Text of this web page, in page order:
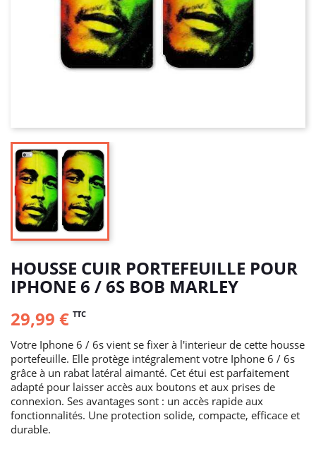
HOUSSE CUIR PORTEFEUILLE POUR
IPHONE 6 / 6S BOB MARLEY
29,99 € TTC
Votre Iphone 6 / 6s vient se fixer à l'interieur de cette housse
portefeuille. Elle protège intégralement votre Iphone 6 / 6s
grâce à un rabat latéral aimanté. Cet étui est parfaitement
adapté pour laisser accès aux boutons et aux prises de
connexion. Ses avantages sont : un accès rapide aux
fonctionnalités. Une protection solide, compacte, efficace et
durable.